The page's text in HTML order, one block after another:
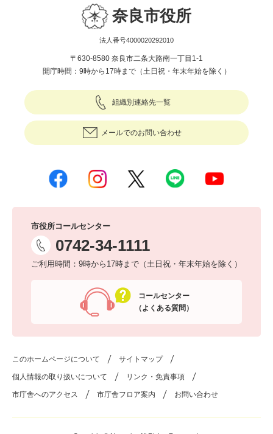
奈良市役所
法人番号4000020292010
〒630-8580 奈良市二条大路南一丁目1-1
開庁時間：9時から17時まで（土日祝・年末年始を除く）
組織別連絡先一覧
メールでのお問い合わせ
市役所コールセンター
0742-34-1111
ご利用時間：9時から17時まで（土日祝・年末年始を除く）
コールセンター
（よくある質問）
このホームページについて サイトマップ
個人情報の取り扱いについて リンク・免責事項
市庁舎へのアクセス 市庁舎フロア案内 お問い合わせ